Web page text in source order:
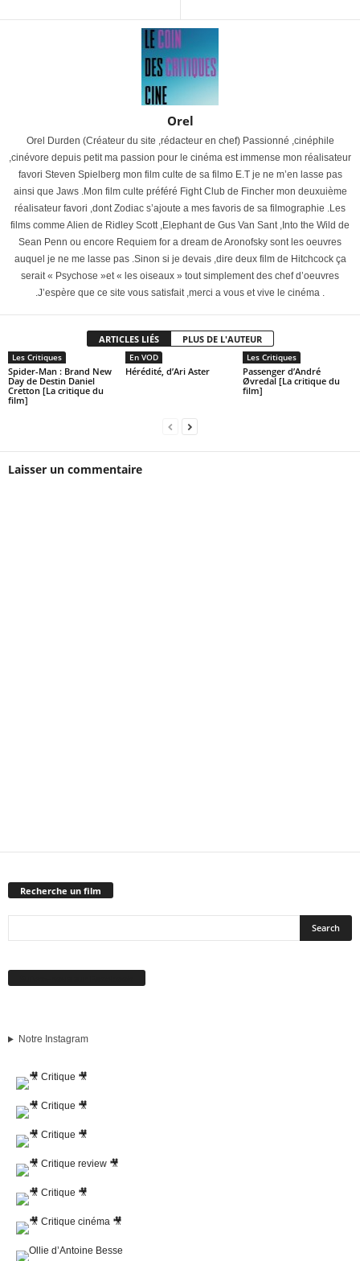
Orel
Orel Durden (Créateur du site ,rédacteur en chef) Passionné ,cinéphile
,cinévore depuis petit ma passion pour le cinéma est immense mon réalisateur
favori Steven Spielberg mon film culte de sa filmo E.T je ne m’en lasse pas
ainsi que Jaws .Mon film culte préféré Fight Club de Fincher mon deuxuième
réalisateur favori ,dont Zodiac s’ajoute a mes favoris de sa filmographie .Les
films comme Alien de Ridley Scott ,Elephant de Gus Van Sant ,Into the Wild de
Sean Penn ou encore Requiem for a dream de Aronofsky sont les oeuvres
auquel je ne me lasse pas .Sinon si je devais ,dire deux film de Hitchcock ça
serait « Psychose »et « les oiseaux » tout simplement des chef d’oeuvres
.J’espère que ce site vous satisfait ,merci a vous et vive le cinéma .
ARTICLES LIÉS PLUS DE L'AUTEUR
Les Critiques
Spider-Man : Brand New
Day de Destin Daniel
Cretton [La critique du
film]
En VOD
Hérédité, d’Ari Aster
Les Critiques
Passenger d’André
Øvredal [La critique du
film]
Laisser un commentaire
Recherche un film
Notre Instagram